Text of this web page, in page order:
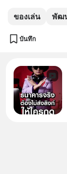
ของเล่น พัฒ
บันทึก